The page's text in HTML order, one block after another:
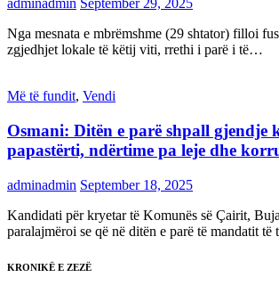
adminadmin September 29, 2025
Nga mesnata e mbrëmshme (29 shtator) filloi
zgjedhjet lokale të këtij viti, rrethi i parë i të…
Më të fundit, Vendi
Osmani: Ditën e parë shpall gjendje
papastërti, ndërtime pa leje dhe
adminadmin September 18, 2025
Kandidati për kryetar të Komunës së Çairit,
paralajmëroi se që në ditën e parë të mandatit
KRONIKË E ZEZË